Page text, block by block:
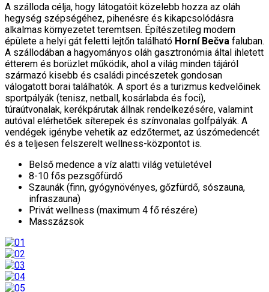
A szálloda célja, hogy látogatóit közelebb hozza az oláh
hegység szépségéhez, pihenésre és kikapcsolódásra
alkalmas környezetet teremtsen. Építészetileg modern
épülete a helyi gát feletti lejtőn található Horní Bečva faluban.
A szállodában a hagyományos oláh gasztronómia által ihletett
étterem és borüzlet működik, ahol a világ minden tájáról
származó kisebb és családi pincészetek gondosan
válogatott borai találhatók. A sport és a turizmus kedvelőinek
sportpályák (tenisz, netball, kosárlabda és foci),
túraútvonalak, kerékpárutak állnak rendelkezésére, valamint
autóval elérhetőek síterepek és színvonalas golfpályák. A
vendégek igénybe vehetik az edzőtermet, az úszómedencét
és a teljesen felszerelt wellness-központot is.
Belső medence a víz alatti világ vetületével
8-10 fős pezsgőfürdő
Szaunák (finn, gyógynövényes, gőzfürdő, sószauna,
infraszauna)
Privát wellness (maximum 4 fő részére)
Masszázsok